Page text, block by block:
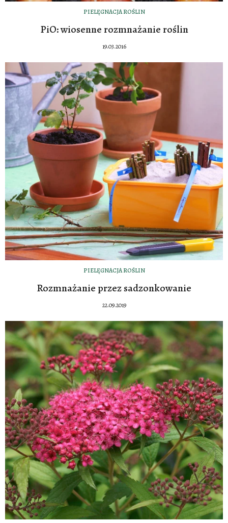
PIELĘGNACJA ROŚLIN
PiO: wiosenne rozmnażanie roślin
19.03.2016
PIELĘGNACJA ROŚLIN
Rozmnażanie przez sadzonkowanie
22.09.2019